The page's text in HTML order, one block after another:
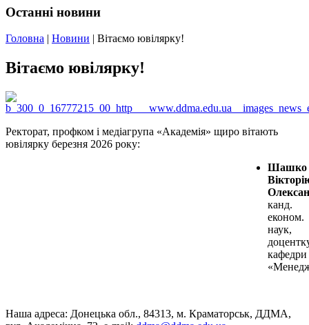
Останні новини
Головна | Новини | Вітаємо ювілярку!
Вітаємо ювілярку!
Ректорат, профком і медіагрупа «Академія» щиро вітають
ювілярку березня 2026 року:
Шашко
канд.
економ.
наук,
кафедри
Наша адреса: Донецька обл., 84313, м. Краматорськ, ДДМА,